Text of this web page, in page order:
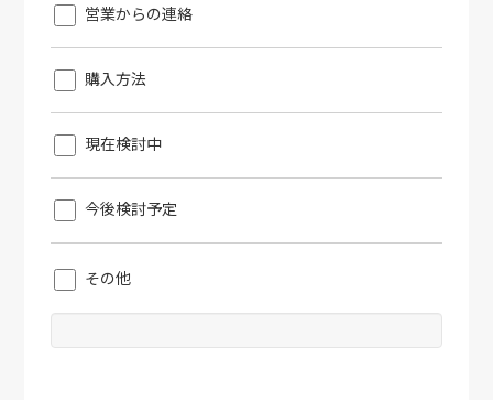
営業からの連絡
購入方法
現在検討中
今後検討予定
その他